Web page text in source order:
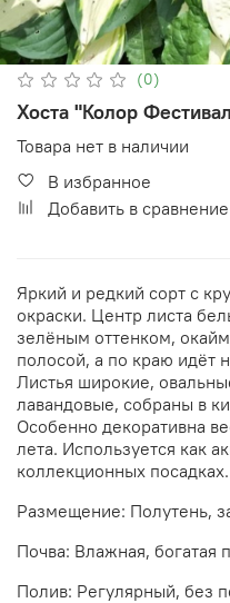
(0)
Хоста "Колор
Товара нет в наличии
В избранное
Добавить в сравнение
Яркий и редкий сорт с
окраски. Центр листа
зелёным оттенком,
полосой, а по краю идёт
Листья широкие,
лавандовые, собраны в
Особенно декоративна
лета. Используется как
коллекционных посадках.
Размещение: Полутень,
Почва: Влажная, богатая
Полив: Регулярный, без